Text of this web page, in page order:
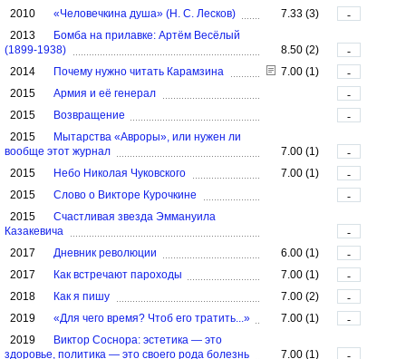
2010
«Человечкина душа» (Н. С. Лесков) 7.33 (3)
-
2013
Бомба на прилавке: Артём Весёлый
(1899-1938)
8.50 (2)
-
2014
Почему нужно читать Карамзина 7.00 (1)
-
2015
Армия и её генерал
-
2015
Возвращение
-
2015
Мытарства «Авроры», или нужен ли
вообще этот журнал
7.00 (1)
-
2015
Небо Николая Чуковского 7.00 (1)
-
2015
Слово о Викторе Курочкине
-
2015
Счастливая звезда Эммануила
Казакевича
-
2017
Дневник революции 6.00 (1)
-
2017
Как встречают пароходы 7.00 (1)
-
2018
Как я пишу 7.00 (2)
-
2019
«Для чего время? Чтоб его тратить...» 7.00 (1)
-
2019
Виктор Соснора: эстетика — это
здоровье, политика — это своего рода болезнь
7.00 (1)
-